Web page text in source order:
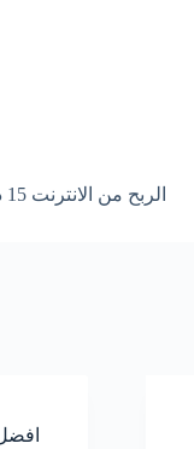
الربح من الانترنت 15 درس خطوة بخطوة